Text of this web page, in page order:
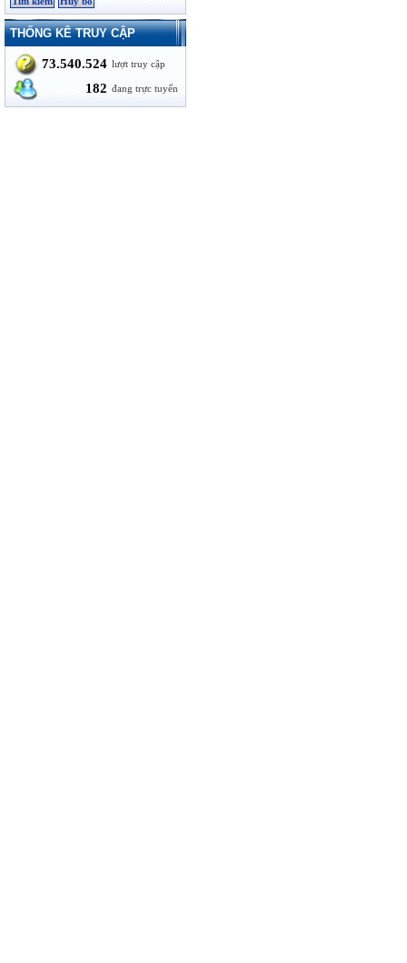
THỐNG KÊ TRUY CẬP
73.540.524 lượt truy cập
182 đang trực tuyến